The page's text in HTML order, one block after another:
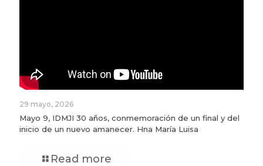
29 mayo, 2026
Mayo 9, IDMJI 30 años, conmemoración de un final y del
inicio de un nuevo amanecer. Hna María Luisa
Read more